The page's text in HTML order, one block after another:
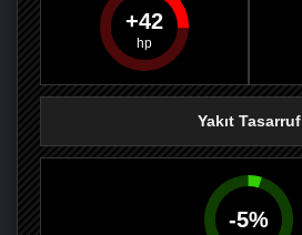
PAYLAŞPAYLAŞPLUS'TA
42
Yakıt Tasarruf
-5%